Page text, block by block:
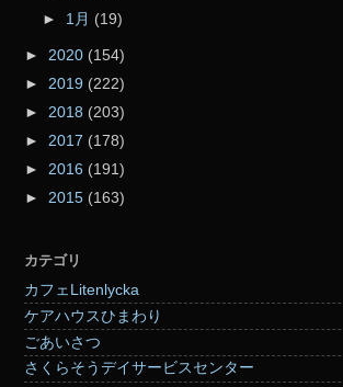
► 1月 (19)
► 2020 (154)
► 2019 (222)
► 2018 (203)
► 2017 (178)
► 2016 (191)
► 2015 (163)
カテゴリ
カフェLitenlycka
ケアハウスひまわり
ごあいさつ
さくらそうデイサービスセンター